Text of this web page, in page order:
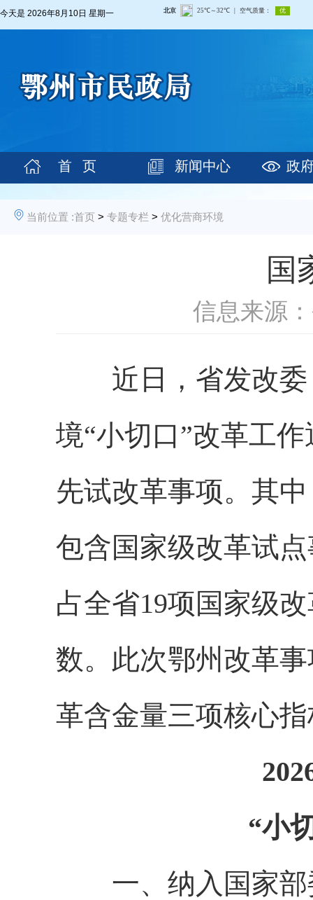
今天是 2026年8月10日 星期一
首 页 新闻中心 政
当前位置 :首页 > 专题专栏 > 优化营商环境
国
信息来源
近日，省发改
境“小切口”改革工
先试改革事项。其
包含国家级改革试
占全省19项国家级
数。此次鄂州改革
革含金量三项核心
“小
一、纳入国家部